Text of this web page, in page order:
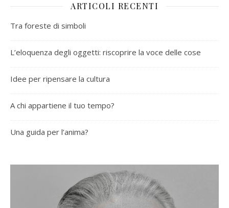
ARTICOLI RECENTI
Tra foreste di simboli
L’eloquenza degli oggetti: riscoprire la voce delle cose
Idee per ripensare la cultura
A chi appartiene il tuo tempo?
Una guida per l’anima?